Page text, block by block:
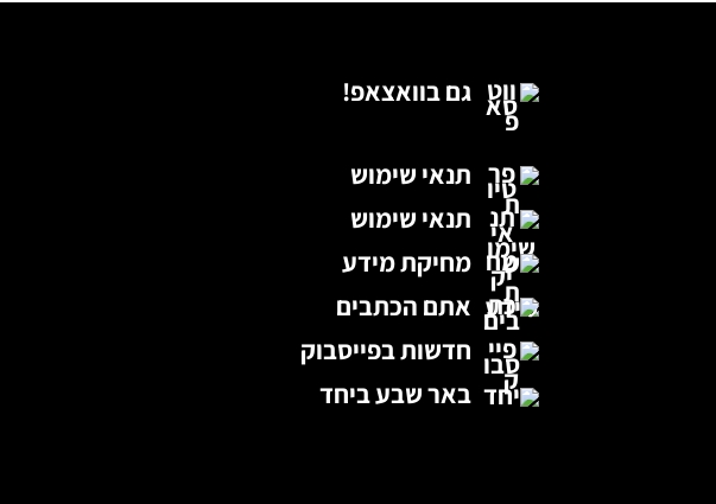
גם בוואצאפ!
תנאי שימוש
תנאי שימוש
מחיקת מידע
אתם הכתבים
חדשות בפייסבוק
באר שבע ביחד